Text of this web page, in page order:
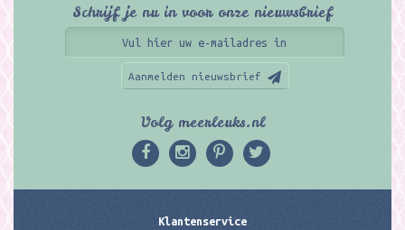
Schrijf je nu in voor onze nieuwsbrief
Aanmelden nieuwsbrief
Volg meerleuks.nl
Klantenservice